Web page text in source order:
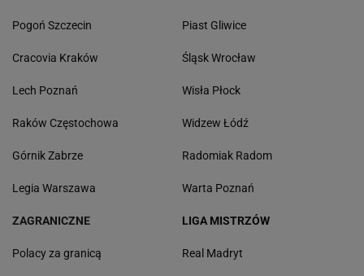
Pogoń Szczecin
Cracovia Kraków
Lech Poznań
Raków Częstochowa
Górnik Zabrze
Legia Warszawa
Piast Gliwice
Śląsk Wrocław
Wisła Płock
Widzew Łódź
Radomiak Radom
Warta Poznań
ZAGRANICZNE
Polacy za granicą
LIGA MISTRZÓW
Real Madryt